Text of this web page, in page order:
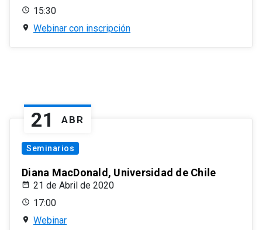
15:30
Webinar con inscripción
21 ABR
Seminarios
Diana MacDonald, Universidad de Chile
21 de Abril de 2020
17:00
Webinar